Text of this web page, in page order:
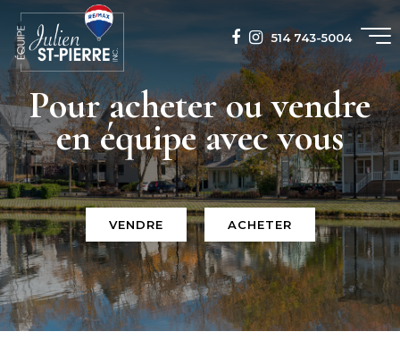
514 743-5004
Pour acheter ou vendre
en équipe avec vous
VENDRE ACHETER